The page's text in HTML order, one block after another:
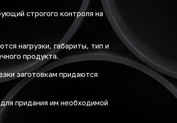
строгого контроля на
нагрузки, габариты, тип и
продукта.
заготовкам придаются
придания им необходимой